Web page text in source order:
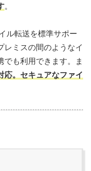
。
ル転送を標準サポー
レミスの間のようなイ
でも利用できます。ま
応。セキュアなファイ